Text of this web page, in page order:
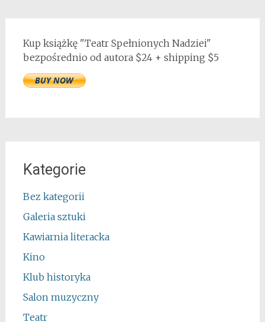
Kup książkę "Teatr Spełnionych Nadziei"
bezpośrednio od autora $24 + shipping $5
Kategorie
Bez kategorii
Galeria sztuki
Kawiarnia literacka
Kino
Klub historyka
Salon muzyczny
Teatr